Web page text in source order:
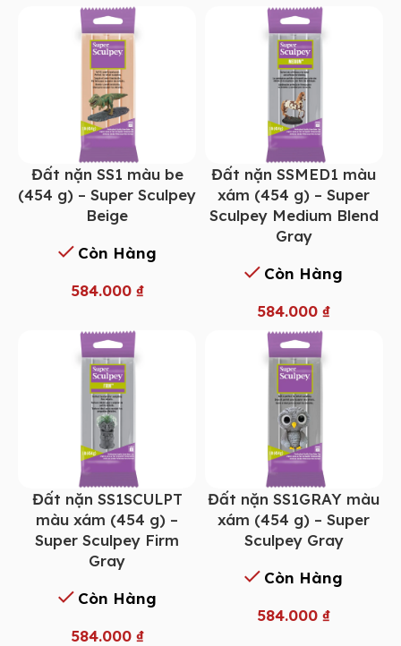
Đất nặn SS1 màu be
(454 g) – Super Sculpey
Beige
Còn Hàng
584.000 ₫
Đất nặn SSMED1 màu
xám (454 g) – Super
Sculpey Medium Blend
Gray
Còn Hàng
584.000₫
Đất nặn SS1SCULPT
màu xám (454 g) –
Super Sculpey Firm
Gray
Còn Hàng
584.000 ₫
Đất nặn SS1GRAY màu
xám (454 g) – Super
Sculpey Gray
Còn Hàng
584.000₫